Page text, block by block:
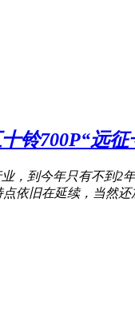
铃700P“远征
，到今年只有不到
依旧在延续，当然